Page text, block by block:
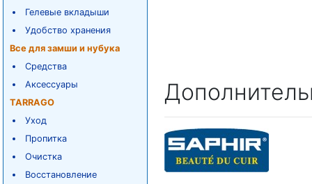
Гелевые вкладыши
Удобство хранения
Все для замши и нубука
Средства
Аксессуары
TARRAGO
Уход
Пропитка
Очистка
Восстановление